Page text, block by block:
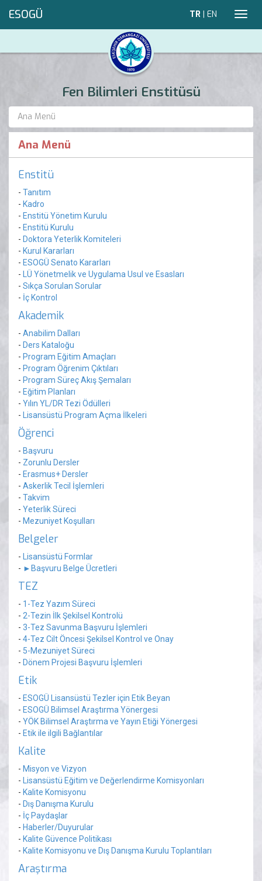
ESOGÜ TR | EN
Fen Bilimleri Enstitüsü
Ana Menü
Ana Menü
Enstitü
- Tanıtım
- Kadro
- Enstitü Yönetim Kurulu
- Enstitü Kurulu
- Doktora Yeterlik Komiteleri
- Kurul Kararları
- ESOGÜ Senato Kararları
-
LÜ Yönetmelik ve Uygulama Usul ve Esasları
- Sıkça Sorulan Sorular
- İç Kontrol
Akademik
- Anabilim Dalları
- Ders Kataloğu
- Program Eğitim Amaçları
- Program Öğrenim Çıktıları
- Program Süreç Akış Şemaları
- Eğitim Planları
- Yılın YL/DR Tezi Ödülleri
-
Lisansüstü Program Açma İlkeleri
Öğrenci
- Başvuru
- Zorunlu Dersler
- Erasmus+ Dersler
- Askerlik Tecil İşlemleri
- Takvim
- Yeterlik Süreci
- Mezuniyet Koşulları
Belgeler
-
Lisansüstü Formlar
- ►Başvuru Belge Ücretleri
TEZ
- 1-Tez Yazım Süreci
- 2-Tezin İlk Şekilsel Kontrolü
- 3-Tez Savunma Başvuru İşlemleri
- 4-Tez Cilt Öncesi Şekilsel Kontrol ve Onay
- 5-Mezuniyet Süreci
- Dönem Projesi Başvuru İşlemleri
Etik
- ESOGÜ Lisansüstü Tezler için Etik Beyan
- ESOGÜ Bilimsel Araştırma Yönergesi
- YÖK Bilimsel Araştırma ve Yayın Etiği Yönergesi
- Etik ile ilgili Bağlantılar
Kalite
- Misyon ve Vizyon
-
Lisansüstü Eğitim ve Değerlendirme Komisyonları
- Kalite Komisyonu
- Dış Danışma Kurulu
- İç Paydaşlar
- Haberler/Duyurular
- Kalite Güvence Politikası
- Kalite Komisyonu ve Dış Danışma Kurulu Toplantıları
Araştırma